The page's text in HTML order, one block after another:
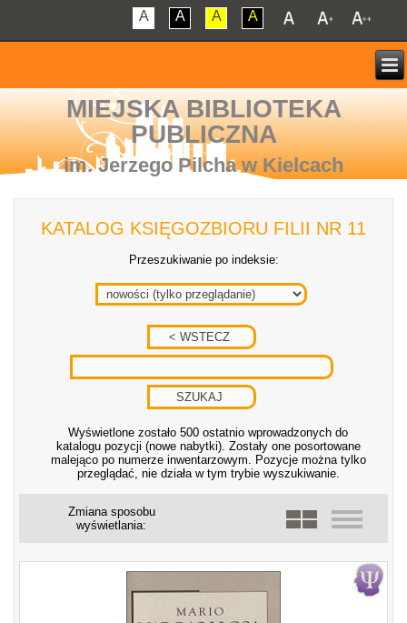
A A A A
MIEJSKA BIBLIOTEKA
PUBLICZNA
im. Jerzego Pilcha w Kielcach
KATALOG KSIĘGOZBIORU FILII NR 11
Przeszukiwanie po indeksie:
Wyświetlone zostało 500 ostatnio wprowadzonych do
katalogu pozycji (nowe nabytki). Zostały one posortowane
malejąco po numerze inwentarzowym. Pozycje można tylko
przeglądać, nie działa w tym trybie wyszukiwanie.
Zmiana sposobu
wyświetlania: